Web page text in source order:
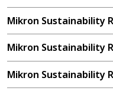
Mikron Sustainability
Mikron Sustainability
Mikron Sustainability